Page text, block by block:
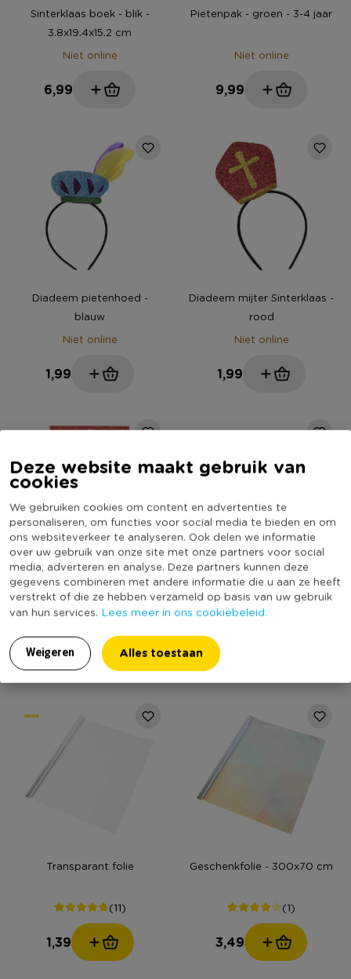
Deze website maakt gebruik van
cookies
We gebruiken cookies om content en advertenties te
personaliseren, om functies voor social media te bieden en om
ons websiteverkeer te analyseren. Ook delen we informatie
over uw gebruik van onze site met onze partners voor social
media, adverteren en analyse. Deze partners kunnen deze
gegevens combineren met andere informatie die u aan ze heeft
verstrekt of die ze hebben verzameld op basis van uw gebruik
van hun services. Lees meer in ons cookiebeleid.
Weigeren Alles toestaan
Sinterklaas boek - blik -
3.8x19.4x15.2 cm
Niet online
6,99
Pietenpak - groen - 3-4 jaar
Niet online
9,99
Diadeem pietenhoed -
blauw
Niet online
1,99
Diadeem mijter Sinterklaas -
rood
Niet online
1,99
Sint kleurboek regenboog
2,29
Lampionstokje LED - multi -
40 cm
1,69
Transparant folie
(11)
1,39
Geschenkfolie - 300x70 cm
(1)
3,49